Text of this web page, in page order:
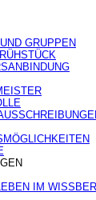
GRUPPEN
IM